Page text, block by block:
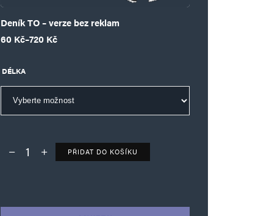
Deník TO – verze bez reklam
60 Kč–720 Kč
Rozpětí cen: 60 Kč až 720 Kč
DÉLKA
Deník TO – verze bez reklam množství
PŘIDAT DO KOŠÍKU